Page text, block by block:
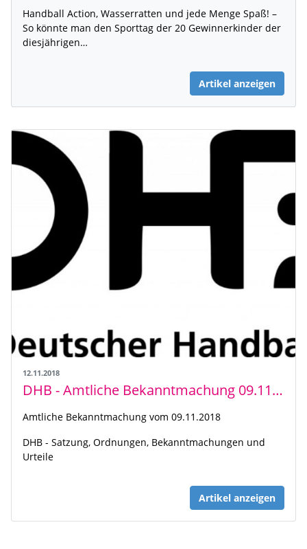
Handball Action, Wasserratten und jede Menge Spaß! –
So könnte man den Sporttag der 20 Gewinnerkinder der
diesjährigen…
Artikel anzeigen
12.11.2018
DHB - Amtliche Bekanntmachung 09.11.2018
Amtliche Bekanntmachung vom 09.11.2018
DHB - Satzung, Ordnungen, Bekanntmachungen und
Urteile
Artikel anzeigen